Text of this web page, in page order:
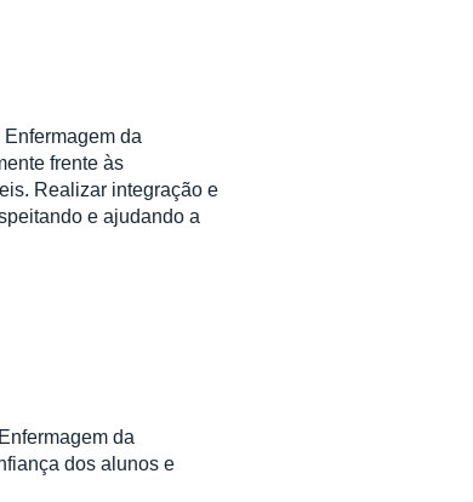
da
frente às
Realizar integração e
e ajudando a
da
dos alunos e